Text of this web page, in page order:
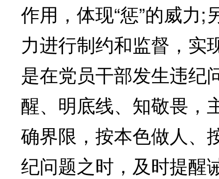
作用，体现“惩”的威力
力进行制约和监督，实
是在党员干部发生违纪
醒、明底线、知敬畏，
确界限，按本色做人、
纪问题之时，及时提醒